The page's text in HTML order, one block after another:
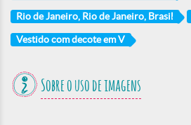
Rio de Janeiro, Rio de Janeiro, Brasil
Vestido com decote em V
Sobre o uso de imagens